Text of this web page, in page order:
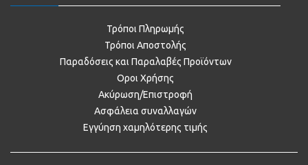
Τρόποι Πληρωμής
Τρόποι Αποστολής
Παραδόσεις και Παραλαβές Προϊόντων
Οροι Χρήσης
Ακύρωση/Επιστροφή
Ασφάλεια συναλλαγών
Εγγύηση χαμηλότερης τιμής